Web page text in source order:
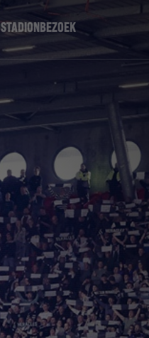
STADIONBEZOEK